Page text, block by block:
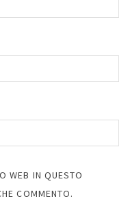
WEB IN QUESTO
COMMENTO.